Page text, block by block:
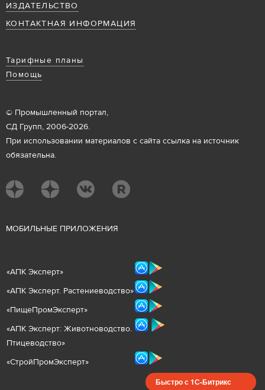
ИЗДАТЕЛЬСТВО
КОНТАКТНАЯ ИНФОРМАЦИЯ
Тарифные планы
Помощь
© Промышленный портал,
СД Групп, 2006-2026.
При использовании материалов с сайта ссылка на источник
обязательна.
МОБИЛЬНЫЕ ПРИЛОЖЕНИЯ
«АПК Эксперт»
«АПК Эксперт. Растениеводство»
«ПищеПромЭксперт»
«АПК Эксперт: Животноводство.
Птицеводство»
«СтройПромЭксперт»
Быстро с 1С-Битрикс